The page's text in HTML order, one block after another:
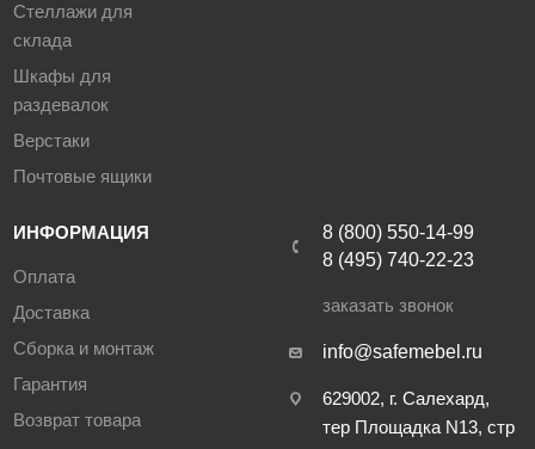
Стеллажи для
склада
Шкафы для
раздевалок
Верстаки
Почтовые ящики
ИНФОРМАЦИЯ
Оплата
Доставка
Сборка и монтаж
Гарантия
Возврат товара
8 (800) 550-14-99
8 (495) 740-22-23
заказать звонок
info@safemebel.ru
629002, г. Салехард,
тер Площадка N13, стр